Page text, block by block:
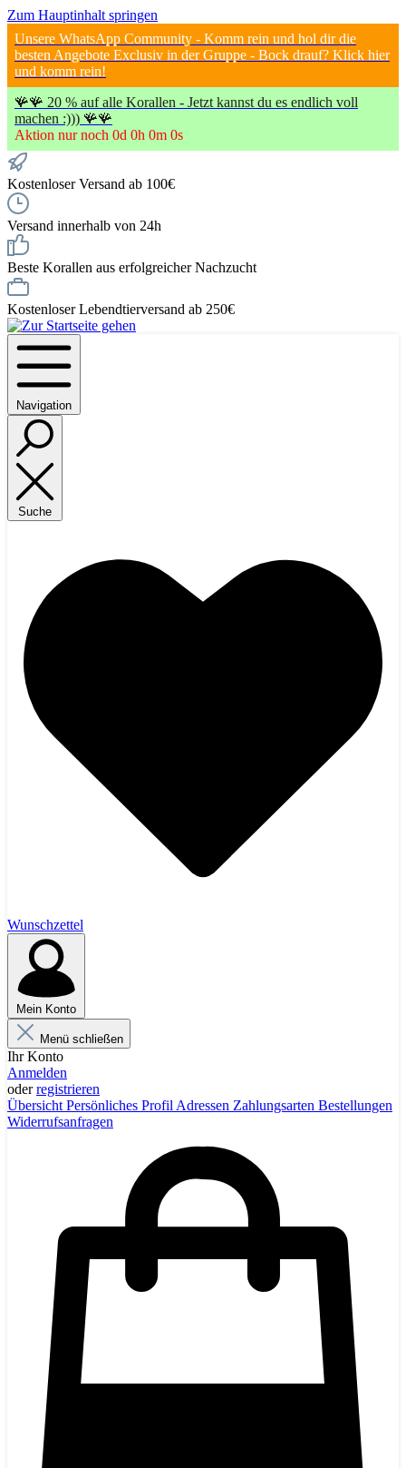
Zum Hauptinhalt springen
Unsere WhatsApp Community - Komm rein und hol dir die
besten Angebote Exclusiv in der Gruppe - Bock drauf? Klick hier
und komm rein!
🪸🪸 20 % auf alle Korallen - Jetzt kannst du es endlich voll
machen :))) 🪸🪸
Aktion nur noch 0d 0h 0m 0s
Kostenloser Versand ab 100€
Versand innerhalb von 24h
Beste Korallen aus erfolgreicher Nachzucht
Kostenloser Lebendtierversand ab 250€
Navigation
Suche
Wunschzettel
Mein Konto
Menü schließen
Ihr Konto
Anmelden
oderregistrieren
Übersicht Persönliches Profil Adressen Zahlungsarten Bestellungen
Widerrufsanfragen